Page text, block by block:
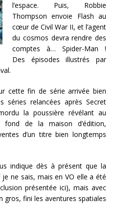
l’espace. Puis, Robbie
Thompson envoie Flash au
cœur de Civil War II, et l’agent
du cosmos devra rendre des
comptes à… Spider-Man !
Des épisodes illustrés par
cette fin de série arrivée bien
séries relancées après Secret
la poussière révélant au
fond de la maison d’édition,
d’un titre bien longtemps
indique dès à présent que la
ne sais, mais en VO elle a été
présentée ici), mais avec
gros, fini les aventures spatiales